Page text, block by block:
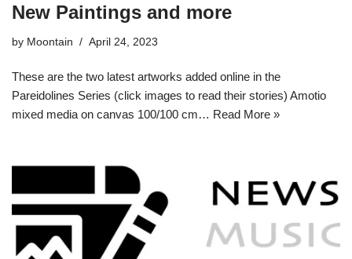
New Paintings and more
by Moontain April 24, 2023
These are the two latest artworks added online in the
Pareidolines Series (click images to read their stories) Amotio
mixed media on canvas 100/100 cm… Read More »